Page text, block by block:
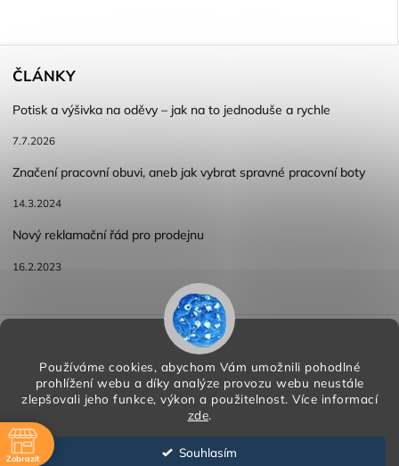
Používáme cookies, abychom Vám umožnili pohodlné
prohlížení webu a díky analýze provozu webu neustále
zlepšovali jeho funkce, výkon a použitelnost. Více informací
zde.
Souhlasím
ČLÁNKY
Potisk a výšivka na oděvy – jak na to jednoduše a rychle
7.7.2026
Značení pracovní obuvi, aneb jak vybrat spravné pracovní boty
14.3.2024
Nový reklamační řád pro prodejnu
16.2.2023
Reklamace a vracení zboží
Podmínky ochrany osobních údajů
Copyright 2026 HORA PP s.r.o.
Shoptet | Design
Zobrazit